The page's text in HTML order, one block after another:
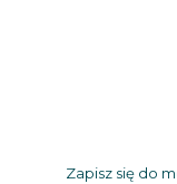
Zapisz się do